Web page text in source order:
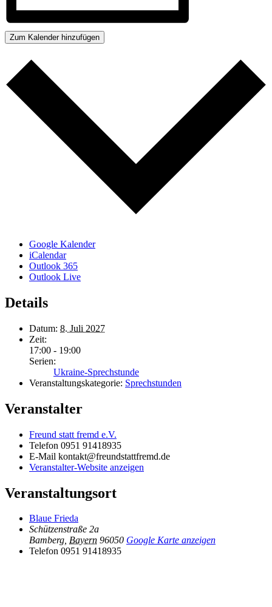
Zum Kalender hinzufügen
Google Kalender
iCalendar
Outlook 365
Outlook Live
Details
Datum: 8. Juli 2027
Zeit:
17:00 - 19:00
Serien:
Ukraine-Sprechstunde
Veranstaltungskategorie: Sprechstunden
Veranstalter
Freund statt fremd e.V.
Telefon 0951 91418935
E-Mail kontakt@freundstattfremd.de
Veranstalter-Website anzeigen
Veranstaltungsort
Blaue Frieda
Schützenstraße 2a
Bamberg, Bayern 96050 Google Karte anzeigen
Telefon 0951 91418935